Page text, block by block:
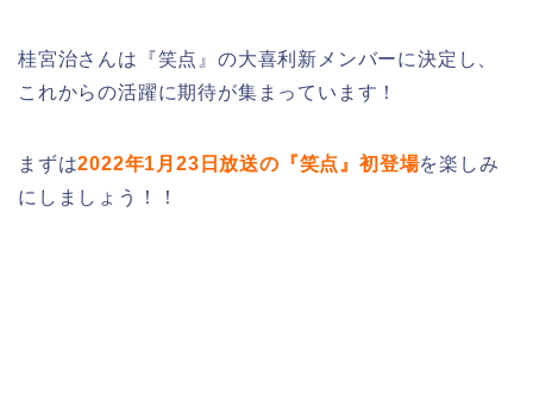
桂宮治さんは『笑点』の大喜利新メンバーに決定し、
これからの活躍に期待が集まっています！
まずは2022年1月23日放送の『笑点』初登場を楽しみ
にしましょう！！